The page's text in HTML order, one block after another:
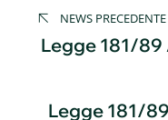
articoli
NEWS PRECEDENTE
Legge 181/
Legge 181/